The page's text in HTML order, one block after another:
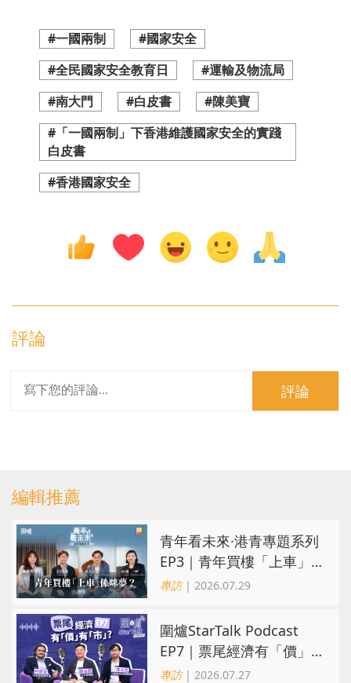
#一國兩制
#國家安全
#全民國家安全教育日
#運輸及物流局
#南大門
#白皮書
#陳美寶
#「一國兩制」下香港維護國家安全的實踐
白皮書
#香港國家安全
評論
評論
編輯推薦
青年看未來·港青專題系列
EP3｜青年買樓「上車」
係咪夢？ 觀念改變居住選
專訪| 2026.07.29
圍爐StarTalk Podcast
EP7｜票尾經濟有「價」
有「市」？「短期流量」
專訪| 2026.07.27